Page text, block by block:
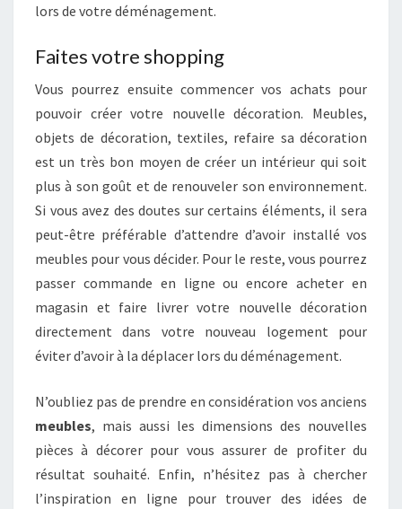
lors de votre déménagement.
Faites votre shopping
Vous pourrez ensuite commencer vos achats pour
pouvoir créer votre nouvelle décoration. Meubles,
objets de décoration, textiles, refaire sa décoration
est un très bon moyen de créer un intérieur qui soit
plus à son goût et de renouveler son environnement.
Si vous avez des doutes sur certains éléments, il sera
peut-être préférable d’attendre d’avoir installé vos
meubles pour vous décider. Pour le reste, vous pourrez
passer commande en ligne ou encore acheter en
magasin et faire livrer votre nouvelle décoration
directement dans votre nouveau logement pour
éviter d’avoir à la déplacer lors du déménagement.
N’oubliez pas de prendre en considération vos anciens
meubles, mais aussi les dimensions des nouvelles
pièces à décorer pour vous assurer de profiter du
résultat souhaité. Enfin, n’hésitez pas à chercher
l’inspiration en ligne pour trouver des idées de